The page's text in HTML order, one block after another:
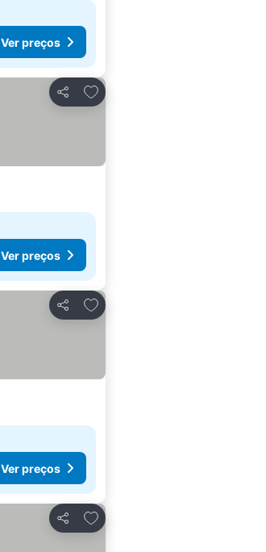
Ver preços
Partilhar
Adicionar aos favoritos
Ver preços
Partilhar
Adicionar aos favoritos
Ver preços
Partilhar
Adicionar aos favoritos